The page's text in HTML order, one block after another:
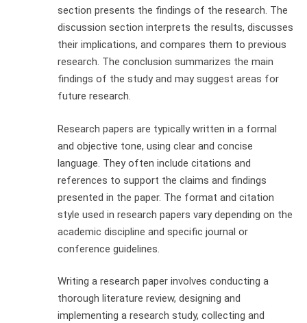
section presents the findings of the research. The
discussion section interprets the results, discusses
their implications, and compares them to previous
research. The conclusion summarizes the main
findings of the study and may suggest areas for
future research.
Research papers are typically written in a formal
and objective tone, using clear and concise
language. They often include citations and
references to support the claims and findings
presented in the paper. The format and citation
style used in research papers vary depending on the
academic discipline and specific journal or
conference guidelines.
Writing a research paper involves conducting a
thorough literature review, designing and
implementing a research study, collecting and